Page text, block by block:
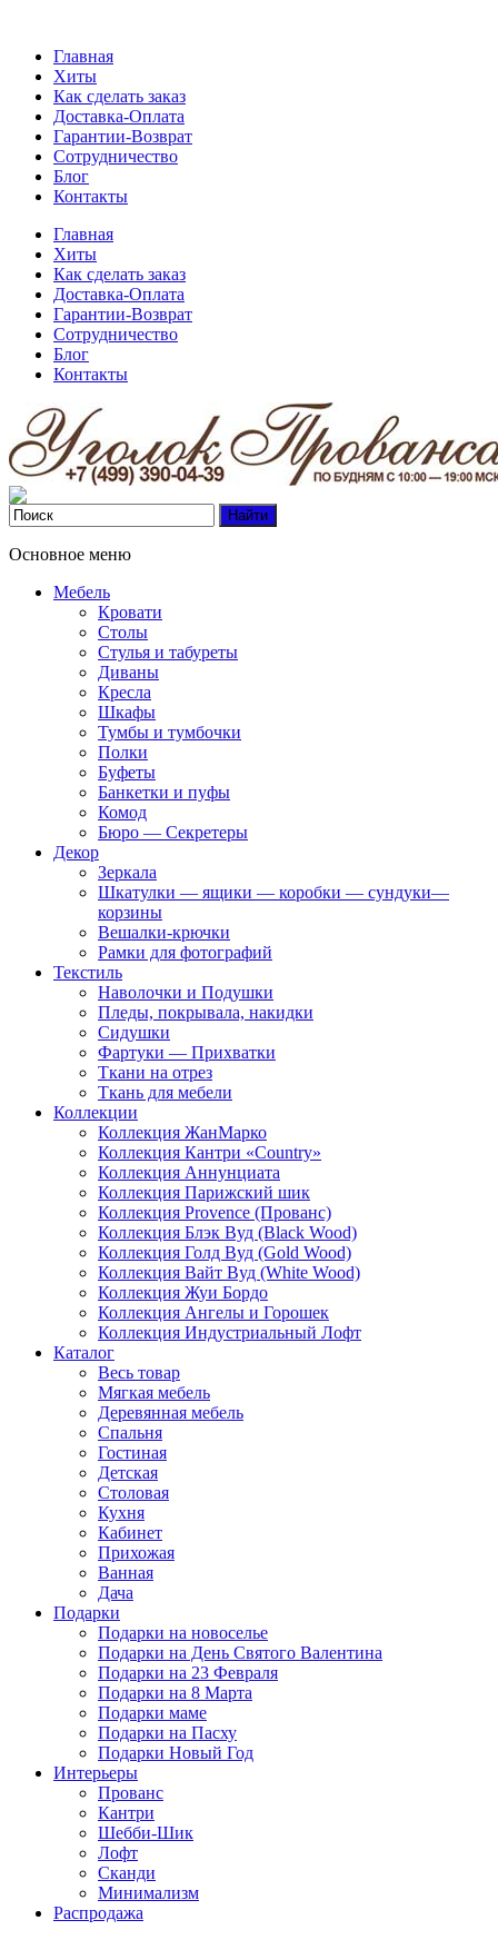
Главная
Хиты
Как сделать заказ
Доставка-Оплата
Гарантии-Возврат
Сотрудничество
Блог
Контакты
Главная
Хиты
Как сделать заказ
Доставка-Оплата
Гарантии-Возврат
Сотрудничество
Блог
Контакты
Основное меню
Мебель
Кровати
Столы
Стулья и табуреты
Диваны
Кресла
Шкафы
Тумбы и тумбочки
Полки
Буфеты
Банкетки и пуфы
Комод
Бюро — Секретеры
Декор
Зеркала
Шкатулки — ящики — коробки — сундуки—
корзины
Вешалки-крючки
Рамки для фотографий
Текстиль
Наволочки и Подушки
Пледы, покрывала, накидки
Сидушки
Фартуки — Прихватки
Ткани на отрез
Ткань для мебели
Коллекции
Коллекция ЖанМарко
Коллекция Кантри «Country»
Коллекция Аннунциата
Коллекция Парижский шик
Коллекция Provence (Прованс)
Коллекция Блэк Вуд (Black Wood)
Коллекция Голд Вуд (Gold Wood)
Коллекция Вайт Вуд (White Wood)
Коллекция Жуи Бордо
Коллекция Ангелы и Горошек
Коллекция Индустриальный Лофт
Каталог
Весь товар
Мягкая мебель
Деревянная мебель
Спальня
Гостиная
Детская
Столовая
Кухня
Кабинет
Прихожая
Ванная
Дача
Подарки
Подарки на новоселье
Подарки на День Святого Валентина
Подарки на 23 Февраля
Подарки на 8 Марта
Подарки маме
Подарки на Пасху
Подарки Новый Год
Интерьеры
Прованс
Кантри
Шебби-Шик
Лофт
Сканди
Минимализм
Распродажа